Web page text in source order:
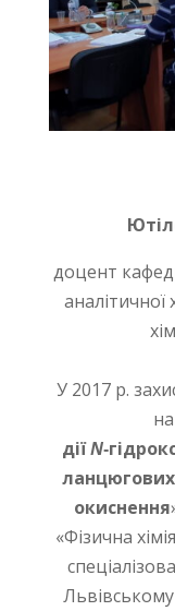
доцент
аналітичної
У 2017 р.
діїN
ланцюгових
окиснення
«Фізична